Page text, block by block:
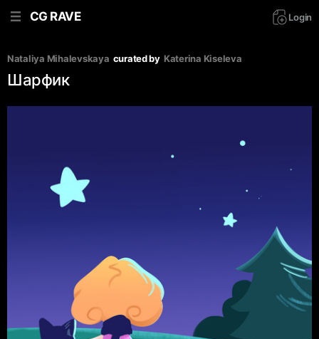
CG RAVE Login
Nataliya Mihalevskaya curated by Katerina Kiseleva
Шарфик